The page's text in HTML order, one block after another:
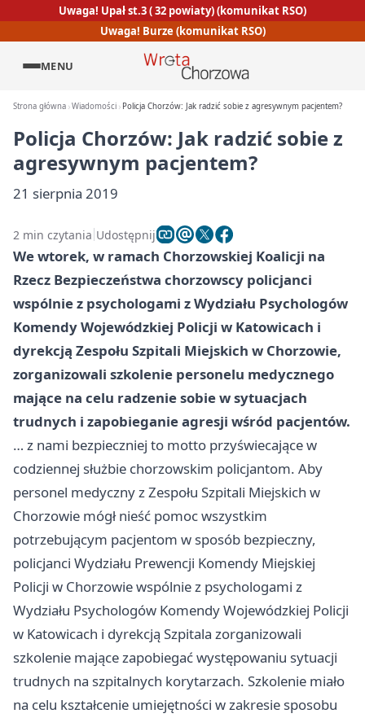
Uwaga! Upał st.3 ( 32 powiaty) (komunikat RSO)
Uwaga! Burze (komunikat RSO)
MENU
Strona główna Wiadomości Policja Chorzów: Jak radzić sobie z agresywnym pacjentem?
Policja Chorzów: Jak radzić sobie z
agresywnym pacjentem?
21 sierpnia 2019
2 min czytania Udostępnij
We wtorek, w ramach Chorzowskiej Koalicji na
Rzecz Bezpieczeństwa chorzowscy policjanci
wspólnie z psychologami z Wydziału Psychologów
Komendy Wojewódzkiej Policji w Katowicach i
dyrekcją Zespołu Szpitali Miejskich w Chorzowie,
zorganizowali szkolenie personelu medycznego
mające na celu radzenie sobie w sytuacjach
trudnych i zapobieganie agresji wśród pacjentów.
… z nami bezpieczniej to motto przyświecające w
codziennej służbie chorzowskim policjantom. Aby
personel medyczny z Zespołu Szpitali Miejskich w
Chorzowie mógł nieść pomoc wszystkim
potrzebującym pacjentom w sposób bezpieczny,
policjanci Wydziału Prewencji Komendy Miejskiej
Policji w Chorzowie wspólnie z psychologami z
Wydziału Psychologów Komendy Wojewódzkiej Policji
w Katowicach i dyrekcją Szpitala zorganizowali
szkolenie mające zapobiegać występowaniu sytuacji
trudnych na szpitalnych korytarzach. Szkolenie miało
na celu kształcenie umiejętności w zakresie sposobu